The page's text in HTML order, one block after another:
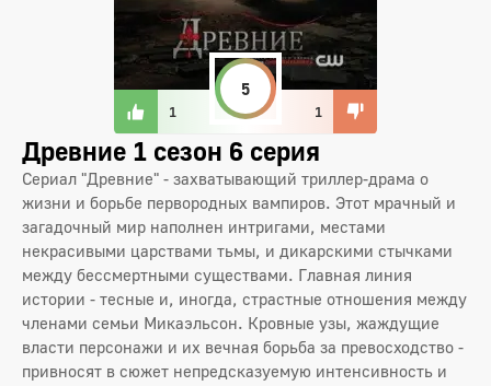
1
5
1
Древние 1 сезон 6 серия
Сериал "Древние" - захватывающий триллер-драма о
жизни и борьбе первородных вампиров. Этот мрачный и
загадочный мир наполнен интригами, местами
некрасивыми царствами тьмы, и дикарскими стычками
между бессмертными существами. Главная линия
истории - тесные и, иногда, страстные отношения между
членами семьи Микаэльсон. Кровные узы, жаждущие
власти персонажи и их вечная борьба за превосходство -
привносят в сюжет непредсказуемую интенсивность и